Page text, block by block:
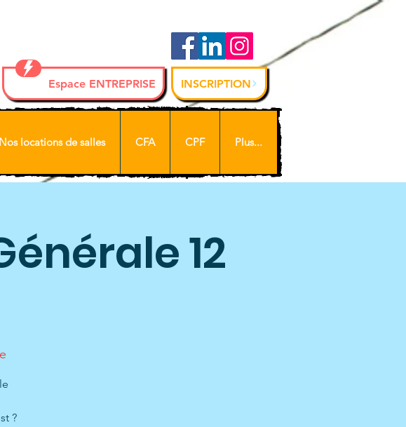
Espace ENTREPRISE INSCRIPTION
Nos locations de salles CFA CPF Plus...
12
?